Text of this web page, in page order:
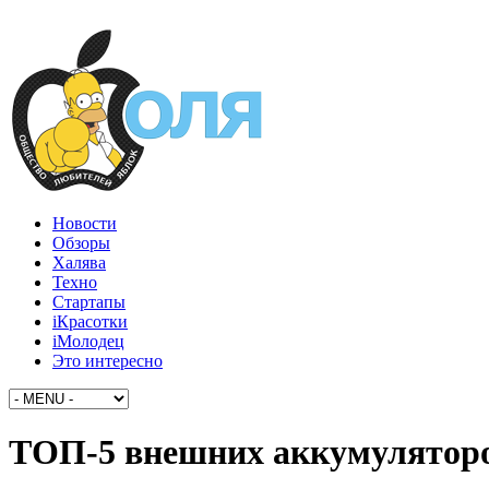
Новости
Обзоры
Халява
Техно
Стартапы
iКрасотки
iМолодец
Это интересно
ТОП-5 внешних